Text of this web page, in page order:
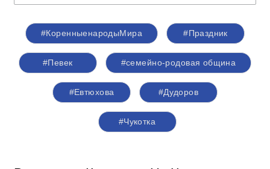
#КоренныенародыМира #Праздник
#Певек #семейно-родовая община
#Евтюхова #Дудоров
#Чукотка